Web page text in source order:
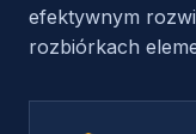
efektywnym
rozbiórkach